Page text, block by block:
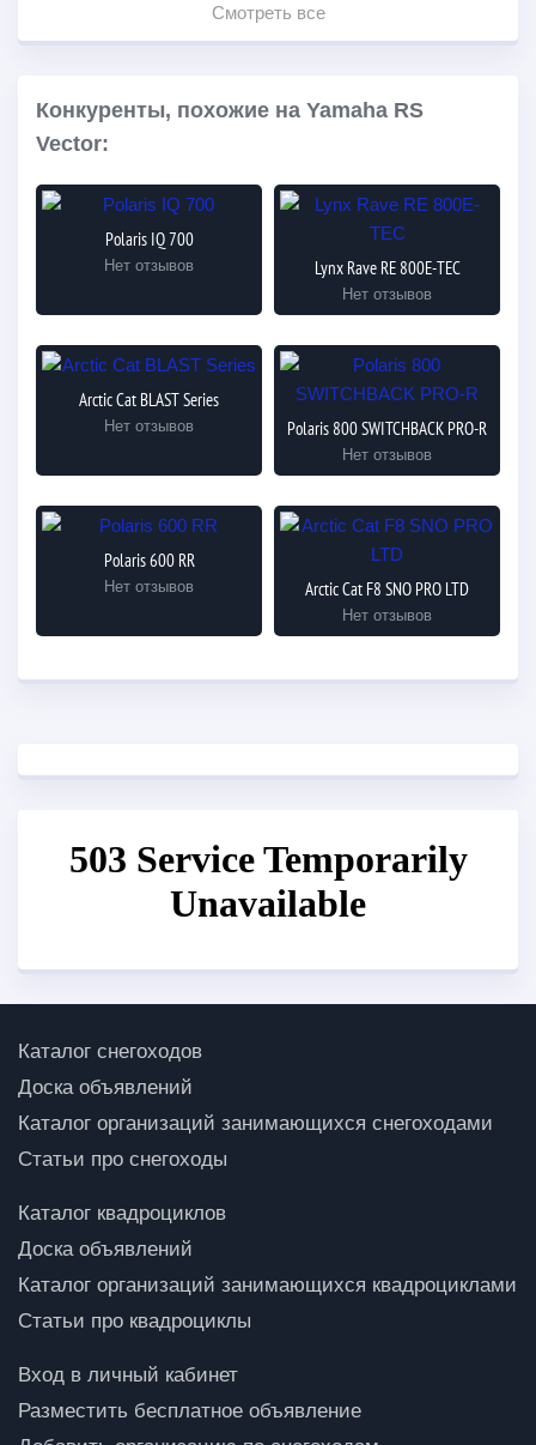
Смотреть все
Конкуренты, похожие на Yamaha RS
Vector:
Polaris IQ 700
Нет отзывов Lynx Rave RE 800E-TEC
Нет отзывов
Arctic Cat BLAST Series
Нет отзывов Polaris 800 SWITCHBACK PRO-R
Нет отзывов
Polaris 600 RR
Нет отзывов Arctic Cat F8 SNO PRO LTD
Нет отзывов
Каталог снегоходов
Доска объявлений
Каталог организаций занимающихся снегоходами
Статьи про снегоходы
Каталог квадроциклов
Доска объявлений
Каталог организаций занимающихся квадроциклами
Статьи про квадроциклы
Вход в личный кабинет
Разместить бесплатное объявление